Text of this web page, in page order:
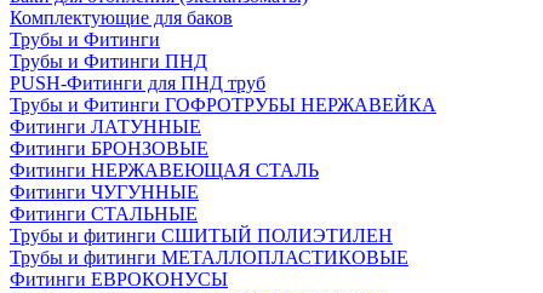
Комплектующие для баков
Трубы и Фитинги
Трубы и Фитинги ПНД
PUSH-Фитинги для ПНД труб
Трубы и Фитинги ГОФРОТРУБЫ НЕРЖАВЕЙКА
Фитинги ЛАТУННЫЕ
Фитинги БРОНЗОВЫЕ
Фитинги НЕРЖАВЕЮЩАЯ СТАЛЬ
Фитинги ЧУГУННЫЕ
Фитинги СТАЛЬНЫЕ
Трубы и фитинги СШИТЫЙ ПОЛИЭТИЛЕН
Трубы и фитинги МЕТАЛЛОПЛАСТИКОВЫЕ
Фитинги ЕВРОКОНУСЫ